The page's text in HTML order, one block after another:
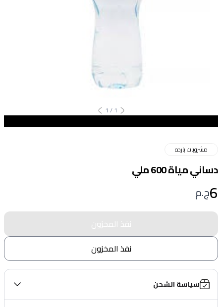
1
/
1
مشروبات بارده
دساني مياة 600 ملي
6ج.م
نفذ المخزون
نفذ المخزون
سياسة الشحن